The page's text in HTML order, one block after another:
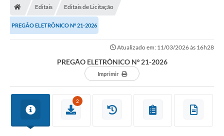
Secretarias
Imprensa
Plano Diretor
Editais Editais de Licitação
PREGÃO ELETRÔNICO Nº 21-2026
Atualizado em: 11/03/2026 às 16h28
PREGÃO ELETRÔNICO Nº 21-2026
Imprimir
2